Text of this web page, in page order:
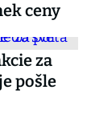
ceny
za
pošle